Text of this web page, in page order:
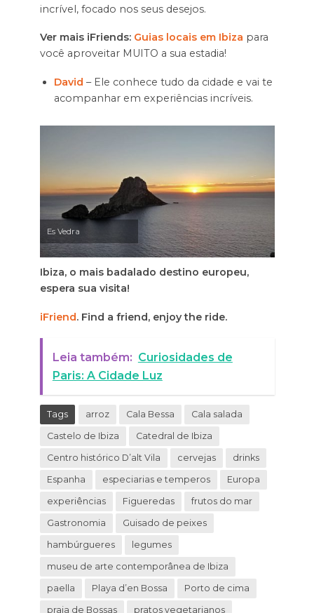
incrível, focado nos seus desejos.
Ver mais iFriends: Guias locais em Ibiza para
você aproveitar MUITO a sua estadia!
David – Ele conhece tudo da cidade e vai te
acompanhar em experiências incríveis.
Es Vedra
Ibiza, o mais badalado destino europeu,
espera sua visita!
iFriend. Find a friend, enjoy the ride.
Leia também: Curiosidades de
Paris: A Cidade Luz
Tags arroz Cala Bessa Cala salada
Castelo de Ibiza Catedral de Ibiza
Centro histórico D’alt Vila cervejas drinks
Espanha especiarias e temperos Europa
experiências Figueredas frutos do mar
Gastronomia Guisado de peixes
hambúrgueres legumes
museu de arte contemporânea de Ibiza
paella Playa d’en Bossa Porto de cima
praia de Bossas pratos vegetarianos